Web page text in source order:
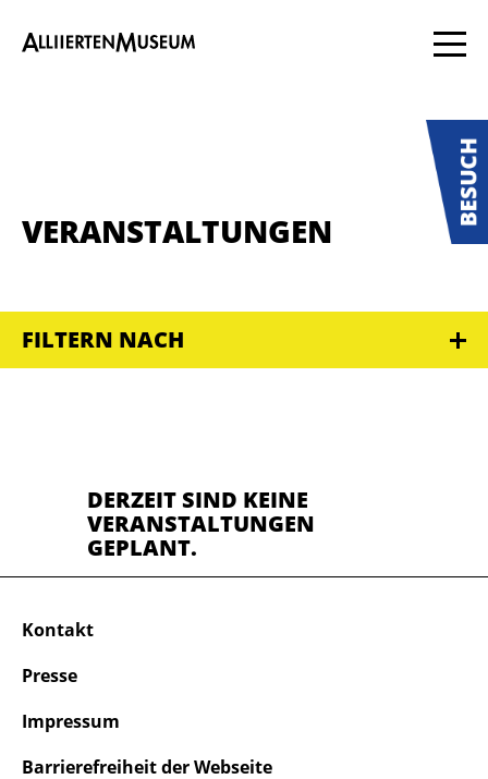
VERANSTALTUNGEN
FILTERN NACH
DERZEIT SIND KEINE
VERANSTALTUNGEN
GEPLANT.
Kontakt
Presse
Impressum
Barrierefreiheit der Webseite